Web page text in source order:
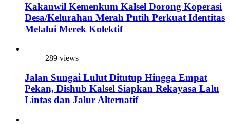
Kakanwil Kemenkum Kalsel Dorong Koperasi
Desa/Kelurahan Merah Putih Perkuat Identitas
Melalui Merek Kolektif
289 views
Jalan Sungai Lulut Ditutup Hingga Empat
Pekan, Dishub Kalsel Siapkan Rekayasa Lalu
Lintas dan Jalur Alternatif